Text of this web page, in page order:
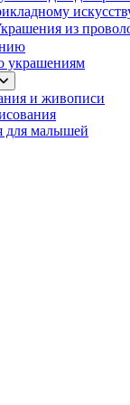
из
украшениям
и живописи
для малышей